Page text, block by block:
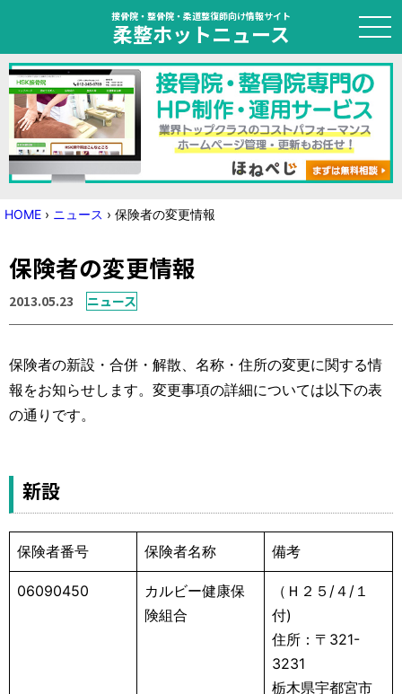
接骨院・整骨院・柔道整復師向け情報サイト
柔整ホットニュース
HOME
トピック
ニュース
国家試験対策
学会・セミナー情報
プライバシーポリシー サイトマップ
運営元
HOME › ニュース › 保険者の変更情報
保険者の変更情報
2013.05.23 ニュース
保険者の新設・合併・解散、名称・住所の変更に関する情
報をお知らせします。変更事項の詳細については以下の表
の通りです。
新設
保険者番号 保険者名称 備考
06090450
カルビー健康保
険組合
（Ｈ２５/４/１
付)
住所：〒321-
3231
栃木県宇都宮市